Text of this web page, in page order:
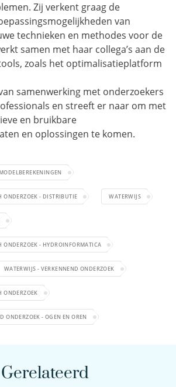
Zij verkent graag de
van
technieken en methodes voor de
samen met haar collega’s aan de
zoals het optimalisatieplatform
samenwerking met onderzoekers
en streeft er naar om met
en bruikbare
en oplossingen te komen.
MODELBEREKENINGEN
ONDERZOEK - DISTRIBUTIE WATERWIJS
ONDERZOEK - HYDROINFORMATICA
WATERWIJS - VERKENNEND ONDERZOEK
ONDERZOEK
ONDERZOEK - OGEN EN OREN
Gerelateerd